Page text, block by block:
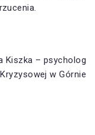
Kiszka – psycholog
w Górnie